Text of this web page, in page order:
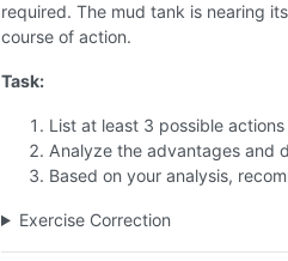
required. The mud tank is nearing
course of action.
Task:
List at least 3 possible
Analyze the advantages and
Based on your analysis,
Exercise Correction